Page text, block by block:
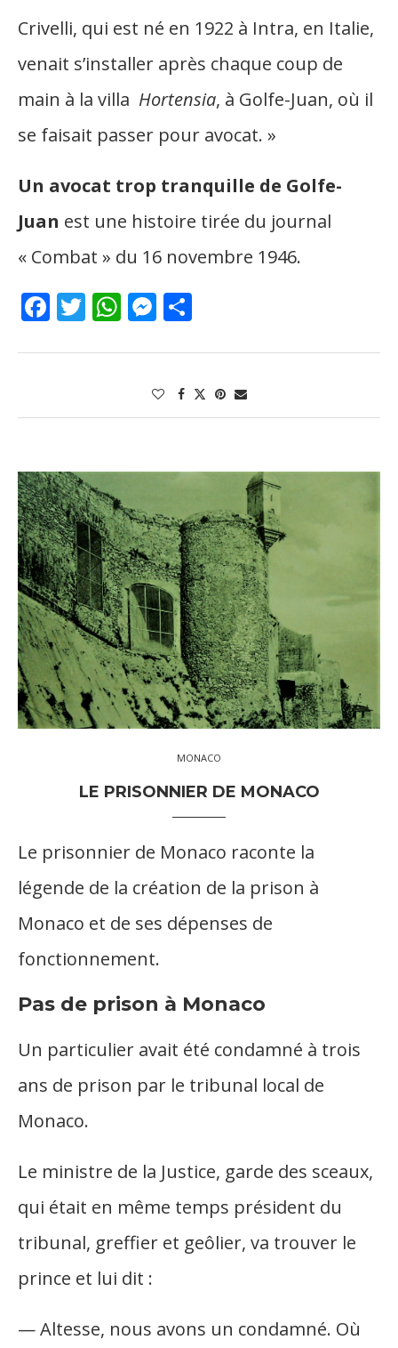
Crivelli, qui est né en 1922 à Intra, en Italie,
venait s’installer après chaque coup de
main à la villa Hortensia, à Golfe-Juan, où il
se faisait passer pour avocat. »
Un avocat trop tranquille de Golfe-
Juan est une histoire tirée du journal
« Combat » du 16 novembre 1946.
Facebook
Twitter
WhatsApp
Messenger
MONACO
LE PRISONNIER DE MONACO
Le prisonnier de Monaco raconte la
légende de la création de la prison à
Monaco et de ses dépenses de
fonctionnement.
Pas de prison à Monaco
Un particulier avait été condamné à trois
ans de prison par le tribunal local de
Monaco.
Le ministre de la Justice, garde des sceaux,
qui était en même temps président du
tribunal, greffier et geôlier, va trouver le
prince et lui dit :
— Altesse, nous avons un condamné. Où